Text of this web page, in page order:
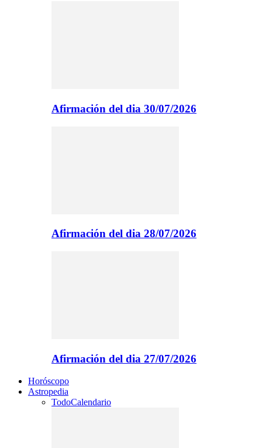
Afirmación del dia 30/07/2026
Afirmación del dia 28/07/2026
Afirmación del dia 27/07/2026
Horóscopo
Astropedia
TodoCalendario